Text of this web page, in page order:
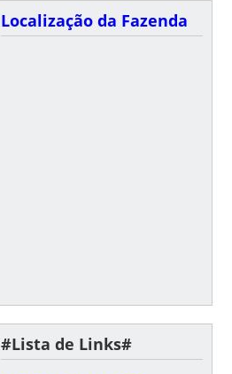
Localização da Fazenda
#Lista de Links#